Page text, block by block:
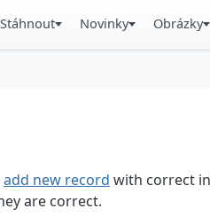
Stáhnout Novinky Obrázky
add new record with correct
are correct.